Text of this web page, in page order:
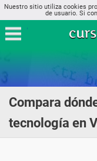
Nuestro sitio utiliza cookies
de usuario. Si
Compara
tecnología en